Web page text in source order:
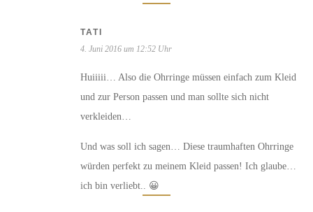
TATI
4. Juni 2016 um 12:52 Uhr
Huiiiii… Also die Ohrringe müssen einfach zum Kleid
und zur Person passen und man sollte sich nicht
verkleiden…
Und was soll ich sagen… Diese traumhaften Ohrringe
würden perfekt zu meinem Kleid passen! Ich glaube…
ich bin verliebt.. 😀